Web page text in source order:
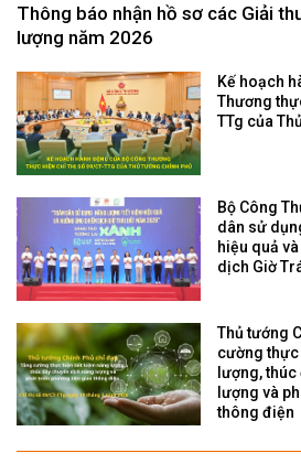
Thông báo nhận hồ sơ các Giải
lượng năm 2026
Kế hoạch
Thương
TTg của
Bộ Công
dân sử
hiệu quả
dịch Giờ
Thủ tướng
cường
lượng,
lượng và
thông điện